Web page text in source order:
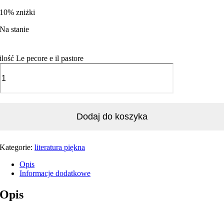
10% zniżki
Na stanie
ilość Le pecore e il pastore
Dodaj do koszyka
Kategorie:literatura piękna
Opis
Informacje dodatkowe
Opis